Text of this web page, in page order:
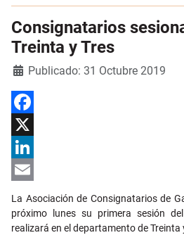
Consignatarios
Treinta y Tres
Detalles
Publicado: 31 Octubre 2019
Facebook
X
LinkedIn
La Asociación de Consignatarios de
próximo lunes su primera sesión
realizará en el departamento de Treinta